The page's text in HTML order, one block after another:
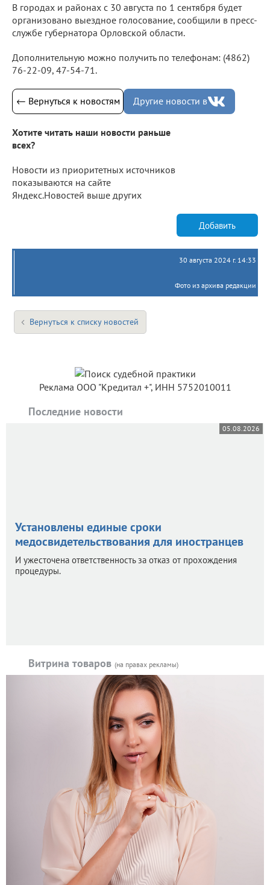
В городах и районах с 30 августа по 1 сентября будет
организовано выездное голосование, сообщили в пресс-
службе губернатора Орловской области.
Дополнительную можно получить по телефонам: (4862)
76-22-09, 47-54-71.
← Вернуться к новостям Другие новости в
Хотите читать наши новости раньше
всех?
Новости из приоритетных источников
показываются на сайте
Яндекс.Новостей выше других
Добавить
30 августа 2024 г. 14:33
Фото из архива редакции
Вернуться к списку новостей
Реклама ООО "Кредитал +", ИНН 5752010011
Последние новости
05.08.2026
Установлены единые сроки
медосвидетельствования для иностранцев
И ужесточена ответственность за отказ от прохождения
процедуры.
Витрина товаров (на правах рекламы)